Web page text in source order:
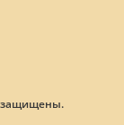
защищены.